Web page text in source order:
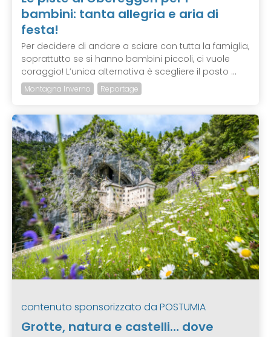
bambini: tanta allegria e aria di
festa!
Per decidere di andare a sciare con tutta la famiglia,
soprattutto se si hanno bambini piccoli, ci vuole
coraggio! L’unica alternativa è scegliere il posto ...
Montagna Inverno Reportage
contenuto sponsorizzato da POSTUMIA
Grotte, natura e castelli… dove